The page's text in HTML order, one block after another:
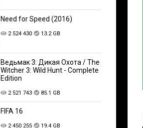
Need for Speed (2016)
2 524 430 13.2 GB
Ведьмак 3: Дикая Охота / The
Witcher 3: Wild Hunt - Complete
Edition
2 521 743 85.1 GB
FIFA 16
2 450 255 19.4 GB